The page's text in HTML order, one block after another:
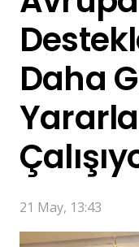
Daha
21 May, 13:43